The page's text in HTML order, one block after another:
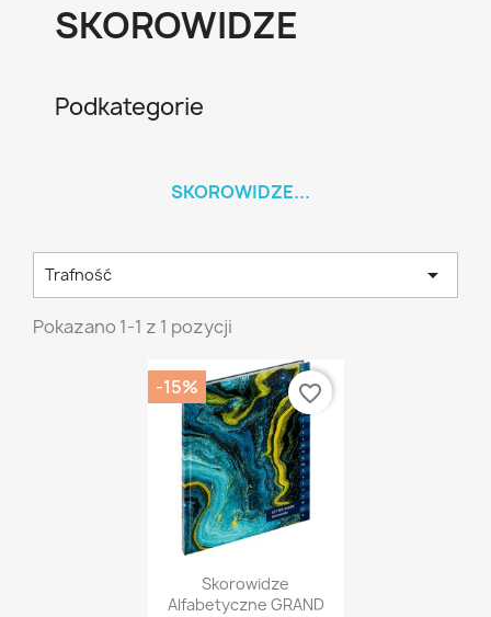
SKOROWIDZE
Podkategorie
SKOROWIDZE...
Trafność 
Pokazano 1-1 z 1 pozycji
Szybki podgląd
Skorowidze
Alfabetyczne GRAND
-15% favorite_border